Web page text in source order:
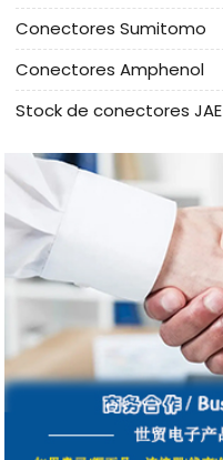
Conectores Sumitomo
Conectores Amphenol
Stock de conectores JAE